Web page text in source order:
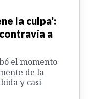
la culpa':
a
el momento
de la
y casi